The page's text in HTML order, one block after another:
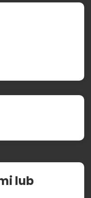
lub